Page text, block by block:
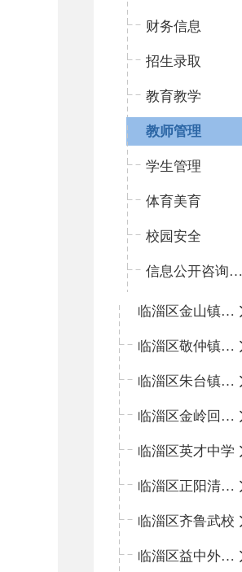
财务信息
招生录取
教育教学
教师管理
学生管理
体育美育
校园安全
信息公开咨询指南
临淄区金山镇中心学校
临淄区敬仲镇中心学校
临淄区朱台镇中心学校
临淄区金岭回族镇中心学校
临淄区英才中学
临淄区正阳清北实验学校
临淄区齐鲁武校
临淄区益中外语学校